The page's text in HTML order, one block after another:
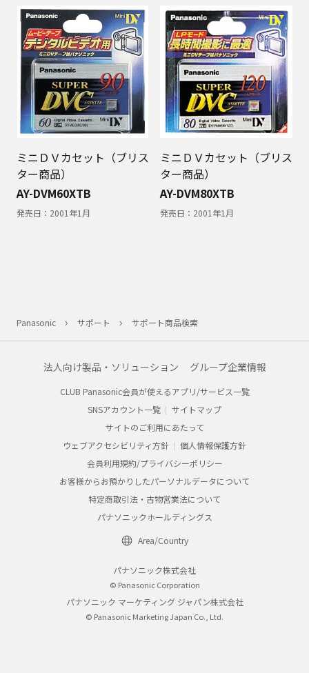
ミニＤＶカセット（ブリス
ター商品）
AY-DVM60XTB
発売日： 2001年1月
ミニＤＶカセット（ブリス
ター商品）
AY-DVM80XTB
発売日： 2001年1月
Panasonic サポート サポート商品検索
法人向け製品・ソリューション グループ企業情報
CLUB Panasonic会員が使えるアプリ/サービス一覧
SNSアカウント一覧
サイトマップ
サイトのご利用にあたって
ウェブアクセシビリティ方針
個人情報保護方針
会員利用規約/プライバシーポリシー
お客様からお預かりしたパーソナルデータについて
特定商取引法・古物営業法について
パナソニックホールディングス
Area/Country
パナソニック株式会社
© Panasonic Corporation
パナソニック マーケティング ジャパン株式会社
© Panasonic Marketing Japan Co., Ltd.